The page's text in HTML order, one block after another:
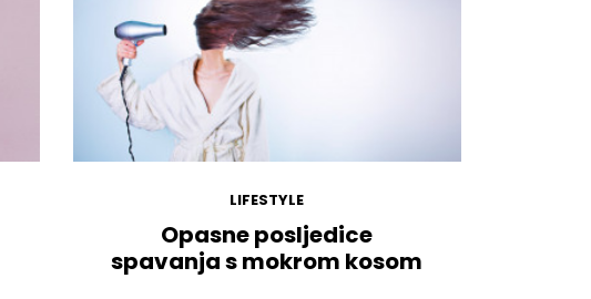
LIFESTYLE
Opasne posljedice
spavanja s mokrom kosom